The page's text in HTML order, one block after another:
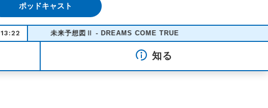
ポッドキャスト
13:22 未来予想図Ⅱ - DREAMS COME TRUE
知る